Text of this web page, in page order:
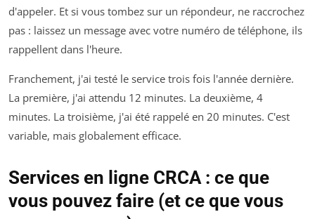
d'appeler. Et si vous tombez sur un répondeur, ne raccrochez
pas : laissez un message avec votre numéro de téléphone, ils
rappellent dans l'heure.
Franchement, j'ai testé le service trois fois l'année dernière.
La première, j'ai attendu 12 minutes. La deuxième, 4
minutes. La troisième, j'ai été rappelé en 20 minutes. C'est
variable, mais globalement efficace.
Services en ligne CRCA : ce que
vous pouvez faire (et ce que vous